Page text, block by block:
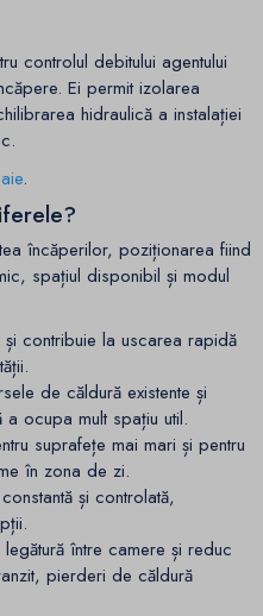
controlul debitului agentului
Ei permit izolarea
hidraulică a instalației
.
încăperilor, poziționarea fiind
spațiul disponibil și modul
contribuie la uscarea rapidă
de căldură existente și
a ocupa mult spațiu util.
suprafețe mai mari și pentru
în zona de zi.
și controlată,
între camere și reduc
pierderi de căldură